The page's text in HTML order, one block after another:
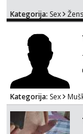
Kategorija: Sex
Kategorija: Sex